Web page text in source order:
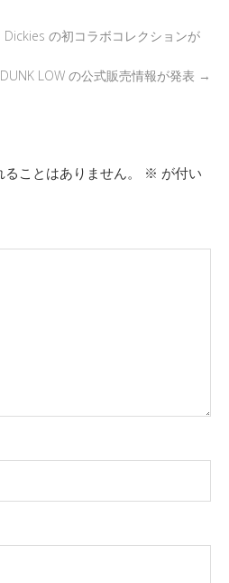
の初コラボコレクションが
LOW の公式販売情報が発表 →
ことはありません。 ※ が付い